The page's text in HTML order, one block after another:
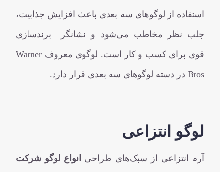
استفاده از لوگوهای سه بعدی باعث افزایش جذابیت،
جلب نظر مخاطب می‌شود و نشانگر برندسازی
قوی برای کسب و کار است. لوگوی معروف Warner
Bros در دسته لوگوهای سه بعدی قرار دارد.
لوگو انتزاعی
آرم انتزاعی از سبک‌های طراحی انواع لوگو شرکت